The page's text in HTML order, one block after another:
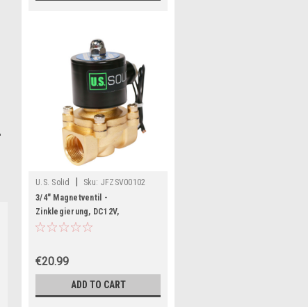
U.S. Solid Sku: JFZSV00102
3/4" Magnetventil -
Zinklegierung, DC12V,
Magnetventil, NBR-Dichtung,
€20.99
ADD TO CART